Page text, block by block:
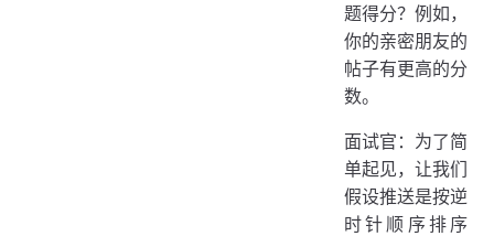
题得分？例如，
你的亲密朋友的
帖子有更高的分
数。
面试官：为了简
单起见，让我们
假设推送是按逆
时针顺序排序